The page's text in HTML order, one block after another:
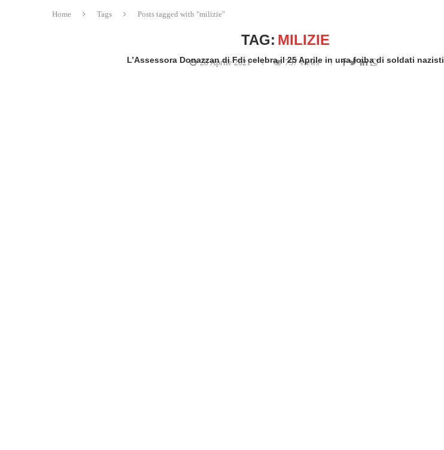
Home Tags Posts tagged with "milizie"
TAG: MILIZIE
L’Assessora Donazzan di Fdi celebra il 25 Aprile in una foiba di soldati nazisti
28 Aprile 2021 797 views